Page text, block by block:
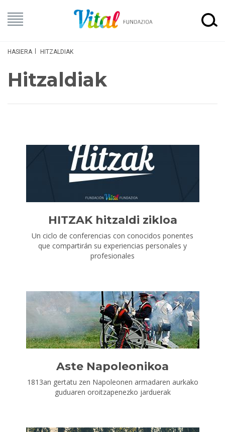
HASIERA HITZALDIAK
Hitzaldiak
HITZAK hitzaldi zikloa
Un ciclo de conferencias con conocidos ponentes
que compartirán su experiencias personales y
profesionales
Aste Napoleonikoa
1813an gertatu zen Napoleonen armadaren aurkako
guduaren oroitzapenezko jarduerak